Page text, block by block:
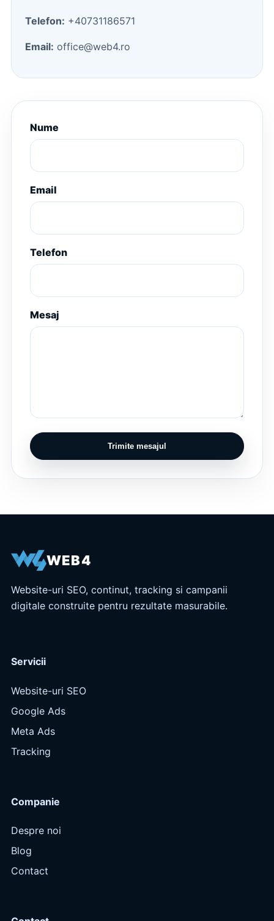
Telefon: +40731186571
Email: office@web4.ro
Nume
Email
Telefon
Mesaj
Trimite mesajul
WEB4
Website-uri SEO, continut, tracking si campanii
digitale construite pentru rezultate masurabile.
Servicii
Website-uri SEO
Google Ads
Meta Ads
Tracking
Companie
Despre noi
Blog
Contact